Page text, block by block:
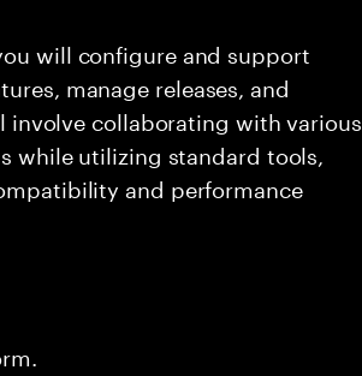
will configure and support
manage releases, and
involve collaborating with various
while utilizing standard tools,
and performance